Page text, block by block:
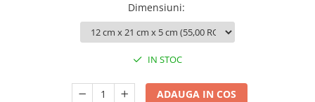
Colier / Pandantiv
Dimensiuni:
IN STOC
ADAUGA IN COS